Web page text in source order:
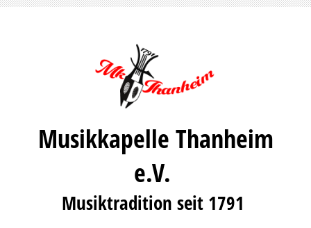
Musikkapelle Thanheim
e.V.
Musiktradition seit 1791